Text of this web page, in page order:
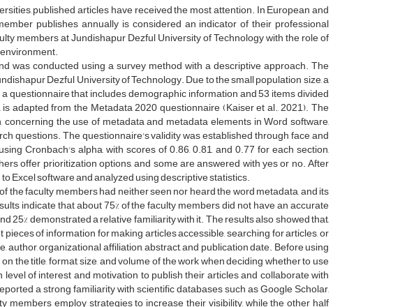
published articles have received the most attention. In European and
publishes annually is considered an indicator of their professional
members at Jundishapur Dezful University of Technology with the role of
was conducted using a survey method with a descriptive approach. The
Dezful University of Technology. Due to the small population size, a
questionnaire that includes demographic information and 53 items divided
adapted from the Metadata 2020 questionnaire (Kaiser et al., 2021). The
the use of metadata and metadata elements in Word software,
questions. The questionnaire's validity was established through face and
Cronbach's alpha, with scores of 0.86, 0.81, and 0.77 for each section,
offer prioritization options, and some are answered with yes or no. After
Excel software and analyzed using descriptive statistics.
the faculty members had neither seen nor heard the word metadata, and its
indicate that about 75% of the faculty members did not have an accurate
25% demonstrated a relative familiarity with it. The results also showed that,
of information for making articles accessible, searching for articles, or
organizational affiliation, abstract, and publication date. Before using
the title, format, size, and volume of the work when deciding whether to use
of interest and motivation to publish their articles and collaborate with
a strong familiarity with scientific databases such as Google Scholar,